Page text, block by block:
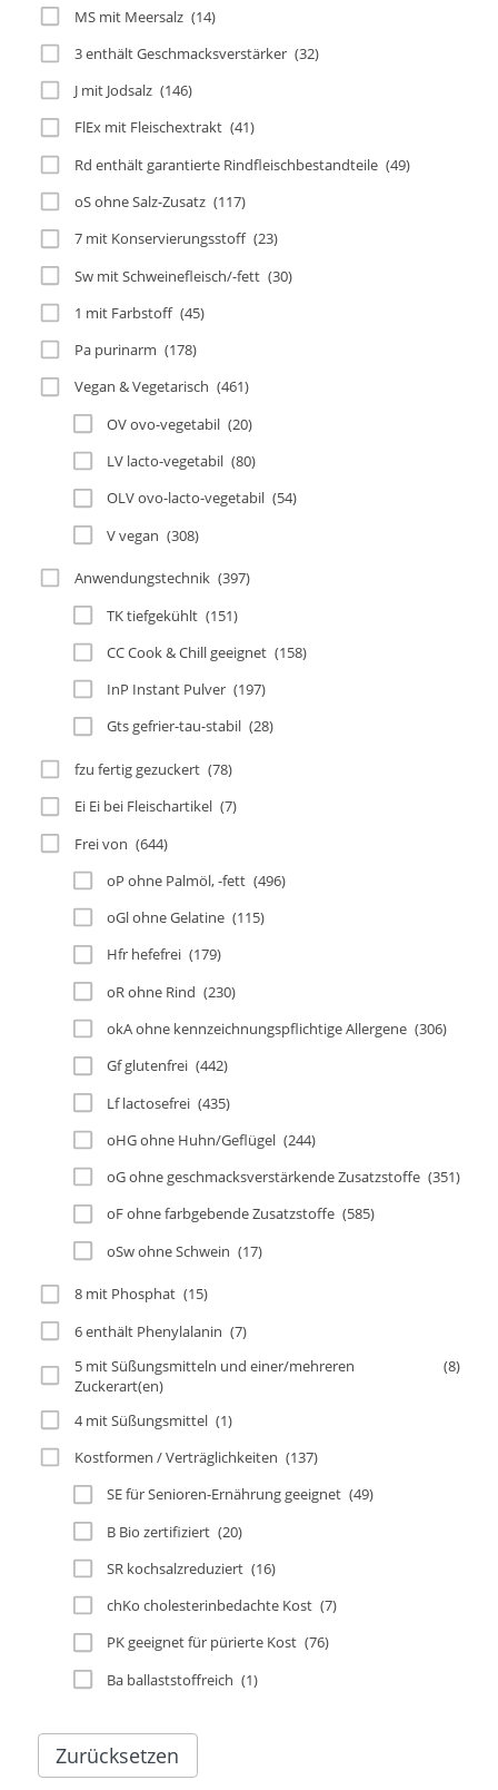
MS mit Meersalz (14)
3 enthält Geschmacksverstärker (32)
J mit Jodsalz (146)
FlEx mit Fleischextrakt (41)
Rd enthält garantierte Rindfleischbestandteile (49)
oS ohne Salz-Zusatz (117)
7 mit Konservierungsstoff (23)
Sw mit Schweinefleisch/-fett (30)
1 mit Farbstoff (45)
Pa purinarm (178)
Vegan & Vegetarisch (461)
OV ovo-vegetabil (20)
LV lacto-vegetabil (80)
OLV ovo-lacto-vegetabil (54)
V vegan (308)
Anwendungstechnik (397)
TK tiefgekühlt (151)
CC Cook & Chill geeignet (158)
InP Instant Pulver (197)
Gts gefrier-tau-stabil (28)
fzu fertig gezuckert (78)
Ei Ei bei Fleischartikel (7)
Frei von (644)
oP ohne Palmöl, -fett (496)
oGl ohne Gelatine (115)
Hfr hefefrei (179)
oR ohne Rind (230)
okA ohne kennzeichnungspflichtige Allergene (306)
Gf glutenfrei (442)
Lf lactosefrei (435)
oHG ohne Huhn/Geflügel (244)
oG ohne geschmacksverstärkende Zusatzstoffe (351)
oF ohne farbgebende Zusatzstoffe (585)
oSw ohne Schwein (17)
8 mit Phosphat (15)
6 enthält Phenylalanin (7)
5 mit Süßungsmitteln und einer/mehreren
Zuckerart(en)
(8)
4 mit Süßungsmittel (1)
Kostformen / Verträglichkeiten (137)
SE für Senioren-Ernährung geeignet (49)
B Bio zertifiziert (20)
SR kochsalzreduziert (16)
chKo cholesterinbedachte Kost (7)
PK geeignet für pürierte Kost (76)
Ba ballaststoffreich (1)
Zurücksetzen